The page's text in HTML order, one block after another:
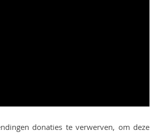
donaties te verwerven, om deze